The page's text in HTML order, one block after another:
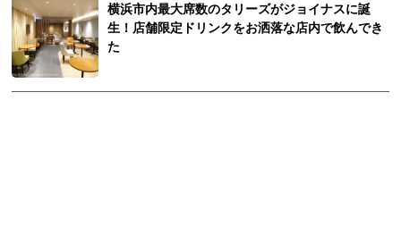
横浜市内最大席数のタリーズがジョイナスに誕
生！店舗限定ドリンクをお洒落な店内で飲んでき
た